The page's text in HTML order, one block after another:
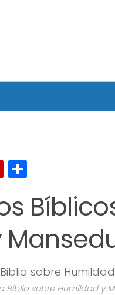
Flipboard
Biblia sobre Humildad y